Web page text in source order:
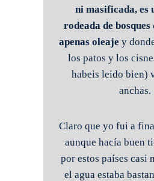
ni masificada, es
rodeada de bosques
apenas oleaje y
los patos y los
habeis leido bien)
anchas.
Claro que yo fui a
aunque hacía buen
por estos países casi
el agua estaba